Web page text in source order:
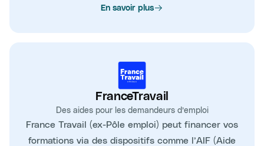
En savoir plus
FranceTravail
Des aides pour les demandeurs d’emploi
France Travail (ex-Pôle emploi) peut financer vos
formations via des dispositifs comme l’AIF (Aide